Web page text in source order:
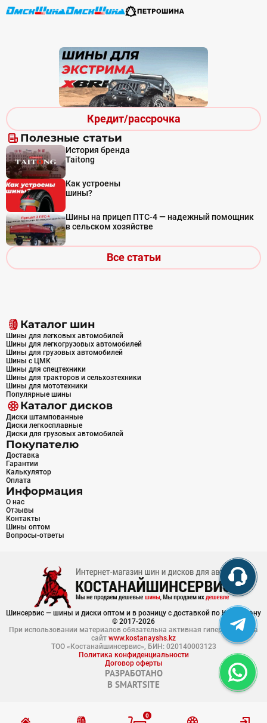
0
Кредит/рассрочка
Полезные статьи
История бренда
Taitong
Как устроены
шины?
Шины на прицеп ПТС-4 — надежный помощник
в сельском хозяйстве
Все статьи
Каталог шин
Шины для легковых автомобилей
Шины для легкогрузовых автомобилей
Шины для грузовых автомобилей
Шины с ЦМК
Шины для спецтехники
Шины для тракторов и сельхозтехники
Шины для мототехники
Популярные шины
Каталог дисков
Диски штампованные
Диски легкосплавные
Диски для грузовых автомобилей
Покупателю
Доставка
Гарантии
Калькулятор
Оплата
Информация
О нас
Отзывы
Контакты
Шины оптом
Вопросы-ответы
Шинсервис — шины и диски оптом и в розницу с доставкой по Казахстану
© 2017-2026
При использовании материалов обязательна активная гиперссылка на
сайт www.kostanayshs.kz
ТОО «Костанайшинсервис», БИН: 020140003123
Политика конфиденциальности
Договор оферты
РАЗРАБОТАНО
В SMARTSITE